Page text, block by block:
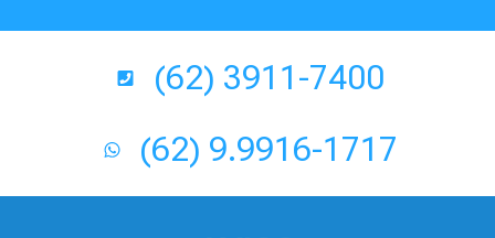
(62) 3911-7400
(62) 9.9916-1717